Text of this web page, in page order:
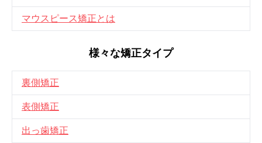
マウスピース矯正とは
様々な矯正タイプ
裏側矯正
表側矯正
出っ歯矯正